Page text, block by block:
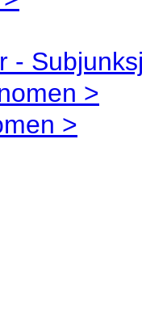
-
>
>